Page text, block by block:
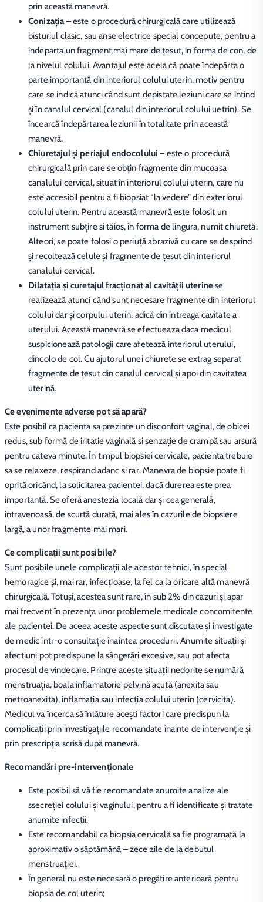
prin această manevră.
Conizația– este o procedură chirurgicală care utilizează
bisturiul clasic, sau anse electrice special concepute, pentru a
îndeparta un fragment mai mare de ţesut, în forma de con, de
la nivelul colului. Avantajul este acela că poate îndepărta o
parte importantă din interiorul colului uterin, motiv pentru
care se indică atunci când sunt depistate leziuni care se întind
și în canalul cervical (canalul din interiorul colului uetrin). Se
încearcă îndepărtarea leziunii în totalitate prin această
manevră.
Chiuretajul și periajul endocolului – este o procedură
chirurgicală prin care se obțin fragmente din mucoasa
canalului cervical, situat în interiorul colului uterin, care nu
este accesibil pentru a fi biopsiat “la vedere” din exteriorul
colului uterin. Pentru această manevră este folosit un
instrument subţire si tăios, în forma de lingura, numit chiuretă.
Alteori, se poate folosi o periuță abrazivă cu care se desprind
și recoltează celule și fragmente de țesut din interiorul
canalului cervical.
Dilatația şi curetajul fracționat al cavității uterinese
realizează atunci când sunt necesare fragmente din interiorul
colului dar și corpului uterin, adică din întreaga cavitate a
uterului. Această manevră se efectueaza daca medicul
suspicionează patologii care afetează interiorul uterului,
dincolo de col. Cu ajutorul unei chiurete se extrag separat
fragmente de țesut din canalul cervical şi apoi din cavitatea
uterină.
Ce evenimente adverse pot să apară?
Este posibil ca pacienta sa prezinte un disconfort vaginal, de obicei
redus, sub formă de iritatie vaginală si senzaţie de crampă sau arsură
pentru cateva minute. În timpul biopsiei cervicale, pacienta trebuie
sa se relaxeze, respirand adanc si rar. Manevra de biopsie poate fi
oprită oricând, la solicitarea pacientei, dacă durerea este prea
importantă. Se oferă anestezia locală dar şi cea generală,
intravenoasă, de scurtă durată, mai ales în cazurile de biopsiere
largă, a unor fragmente mai mari.
Ce complicații sunt posibile?
Sunt posibile unele complicații ale acestor tehnici, în special
hemoragice și, mai rar, infecțioase, la fel ca la oricare altă manevră
chirurgicală. Totuși, acestea sunt rare, în sub 2% din cazuri și apar
mai frecvent în prezența unor problemele medicale concomitente
ale pacientei. De aceea aceste aspecte sunt discutate și investigate
de medic într-o consultație înaintea procedurii. Anumite situații și
afectiuni pot predispune la sângerări excesive, sau pot afecta
procesul de vindecare. Printre aceste situații nedorite se numără
menstruaţia, boala inflamatorie pelvină acută (anexita sau
metroanexita), inflamaţia sau infecția colului uterin (cervicita).
Medicul va încerca să înlăture acești factori care predispun la
complicații prin investigațiile recomandate înainte de intervenție și
prin prescripția scrisă după manevră.
Recomandări pre-intervenţionale
Este posibil să vă fie recomandate anumite analize ale
ssecreției colului și vaginului, pentru a fi identificate și tratate
anumite infecții.
Este recomandabil ca biopsia cervicală sa fie programată la
aproximativ o săptămână – zece zile de la debutul
menstruaţiei.
În general nu este necesară o pregătire anterioară pentru
biopsia de col uterin;